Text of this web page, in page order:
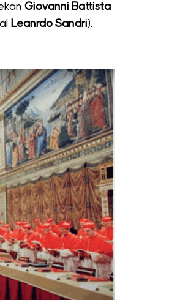
Giovanni Battista
Leanrdo Sandri).